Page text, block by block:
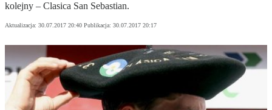
kolejny – Clasica San Sebastian.
Aktualizacja: 30.07.2017 20:40 Publikacja: 30.07.2017 20:17